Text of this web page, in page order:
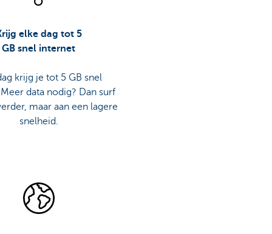
elke dag tot 5
GB snel internet
krijg je tot 5 GB snel
data nodig? Dan surf
maar aan een lagere
snelheid.